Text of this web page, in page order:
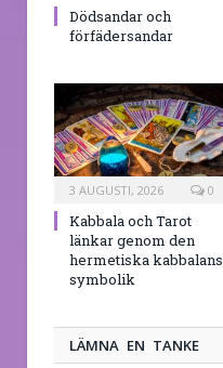
Dödsandar och
förfädersandar
3 AUGUSTI, 2026 0
Kabbala och Tarot
länkar genom den
hermetiska kabbalans
symbolik
LÄMNA EN TANKE